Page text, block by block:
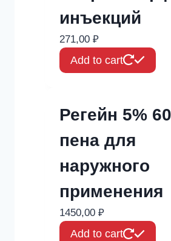
инъекций
271,00 ₽
Add to cart
Регейн 5%
пена для
наружного
применения
1450,00 ₽
Add to cart